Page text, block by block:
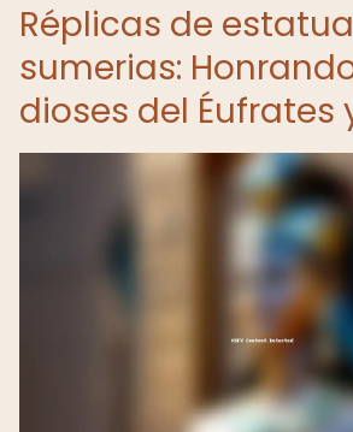
Réplicas de
sumerias:
dioses del Éufrates